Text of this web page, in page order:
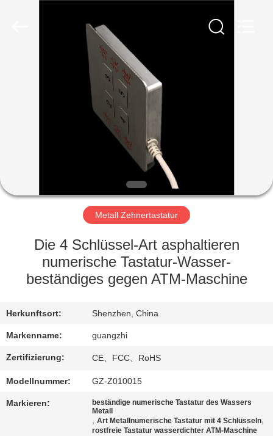
PRODUKTE
FABRIK-
AUSFLUG
QUALITÄTSKONTROLLE
SIE
MIT
UNS
IN
VERBINDUNG
Metall Zehnertastatur
Die 4 Schlüssel-Art asphaltieren
numerische Tastatur-Wasser-
beständiges gegen ATM-Maschine
Herkunftsort: Shenzhen, China
Markenname: guangzhi
Zertifizierung: CE、FCC、RoHS
Modellnummer: GZ-Z010015
Markieren:
beständige numerische Tastatur des Wassers
Metall
,Art Metallnumerische Tastatur mit 4 Schlüsseln,
rostfreie Tastatur wasserdichter ATM-Maschine